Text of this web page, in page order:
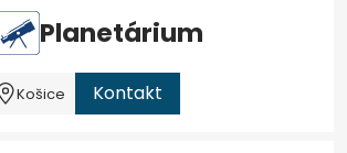
Planetárium
Košice Kontakt